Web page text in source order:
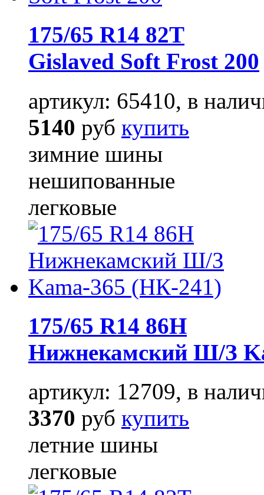
175/65 R14 82T
Gislaved Soft Frost 200
артикул: 65410, в
5140 руб купить
зимние шины
нешипованные
легковые
175/65 R14 86H
Нижнекамский Ш/З
артикул: 12709, в
3370 руб купить
летние шины
легковые